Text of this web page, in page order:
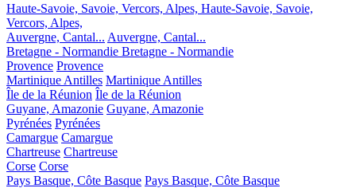
Haute-Savoie, Savoie, Vercors, Alpes, Haute-Savoie, Savoie,
Vercors, Alpes,
Auvergne, Cantal... Auvergne, Cantal...
Bretagne - Normandie Bretagne - Normandie
Provence Provence
Martinique Antilles Martinique Antilles
Île de la Réunion Île de la Réunion
Guyane, Amazonie Guyane, Amazonie
Pyrénées Pyrénées
Camargue Camargue
Chartreuse Chartreuse
Corse Corse
Pays Basque, Côte Basque Pays Basque, Côte Basque